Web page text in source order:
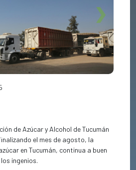
Next
de Azúcar y Alcohol de Tucumán
el mes de agosto, la
en Tucumán, continua a buen
ingenios.